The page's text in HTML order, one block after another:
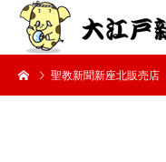
聖教新聞新座北販売店